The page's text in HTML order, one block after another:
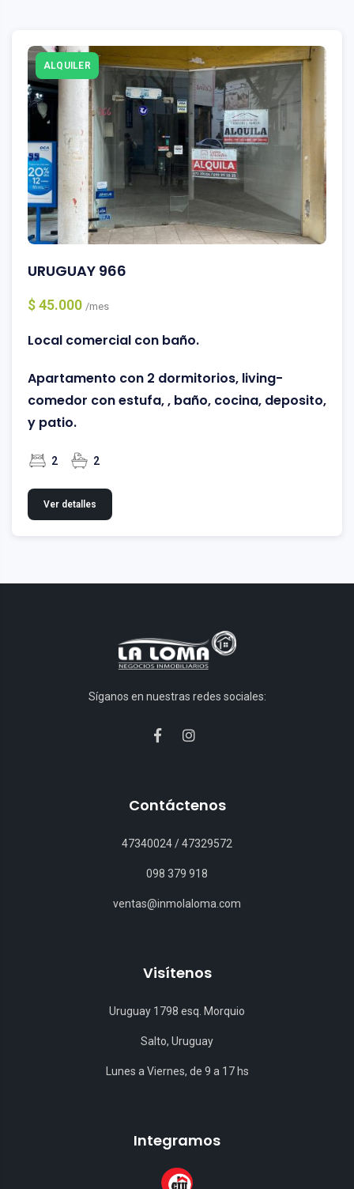
ALQUILER
URUGUAY 966
$ 45.000 /mes
Local comercial con baño.
Apartamento con 2 dormitorios, living-
comedor con estufa, , baño, cocina, deposito,
y patio.
2 2
Ver detalles
Síganos en nuestras redes sociales:
Contáctenos
47340024/47329572
098 379 918
ventas@inmolaloma.com
Visítenos
Uruguay 1798 esq. Morquio
Salto, Uruguay
Lunes a Viernes, de 9 a 17 hs
Integramos